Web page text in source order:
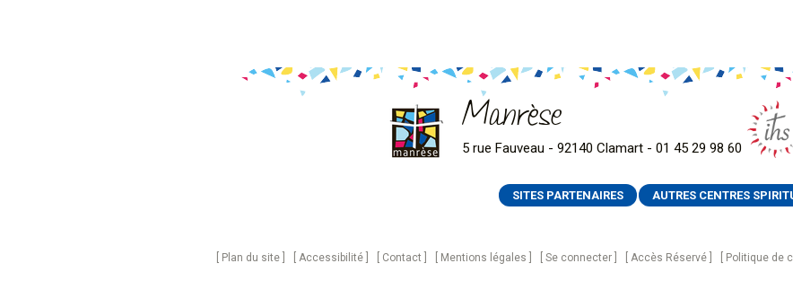
Manrèse
5 rue Fauveau - 92140 Clamart - 01 45 29 98 60
SITES PARTENAIRES AUTRES CENTRES
Plan du site Accessibilité Contact Mentions légales Se connecter Accès Réservé Politique de